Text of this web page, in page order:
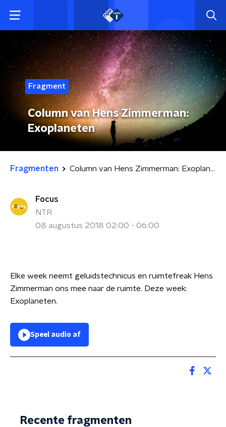
Fragment
Column van Hens Zimmerman:
Exoplaneten
Fragmenten Column van Hens Zimmerman: Exoplaneten
Focus
NTR
08 augustus 2018 02:00 - 06:00
Elke week neemt geluidstechnicus en ruimtefreak Hens
Zimmerman ons mee naar de ruimte. Deze week:
Exoplaneten.
Speel audio af
Recente fragmenten